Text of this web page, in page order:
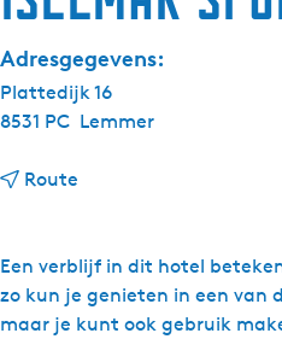
Een verblijf in dit hotel
zo kun je genieten in een van
maar je kunt ook gebruik
Adresgegevens:
Plattedijk 16
8531 PC Lemmer
Route
r
I
s